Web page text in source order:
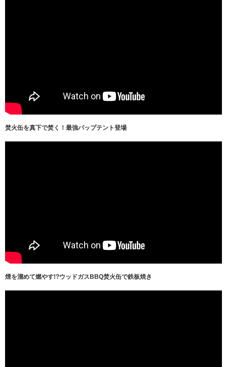
焚火缶を真下で焚く！最強パップテント登場
煙を溜めて燃やす!?ウッドガスBBQ焚火缶で鉄板焼き